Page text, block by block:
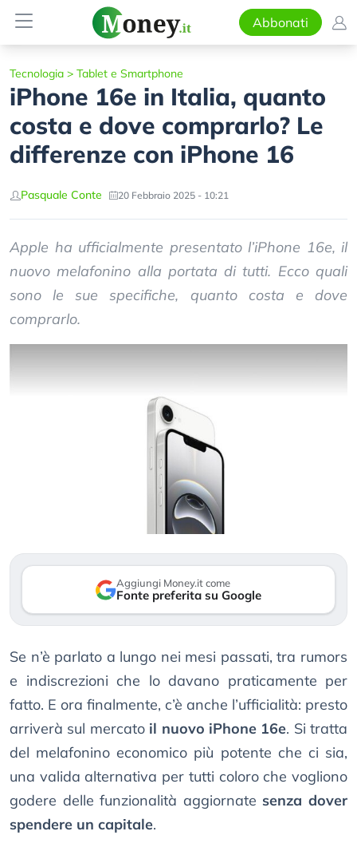
Abbonati
Tecnologia > Tablet e Smartphone
iPhone 16e in Italia, quanto
costa e dove comprarlo? Le
differenze con iPhone 16
Pasquale Conte 20 Febbraio 2025 - 10:21
Apple ha ufficialmente presentato l’iPhone 16e, il
nuovo melafonino alla portata di tutti. Ecco quali
sono le sue specifiche, quanto costa e dove
comprarlo.
Aggiungi Money.it come
Fonte preferita su Google
Se n’è parlato a lungo nei mesi passati, tra rumors
e indiscrezioni che lo davano praticamente per
fatto. E ora finalmente, c’è anche l’ufficialità: presto
arriverà sul mercato il nuovo iPhone 16e. Si tratta
del melafonino economico più potente che ci sia,
una valida alternativa per tutti coloro che vogliono
godere delle funzionalità aggiornate senza dover
spendere un capitale.